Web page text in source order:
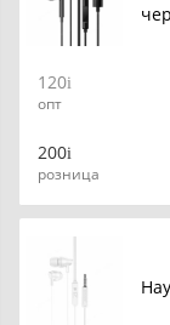
120
опт
200
розница